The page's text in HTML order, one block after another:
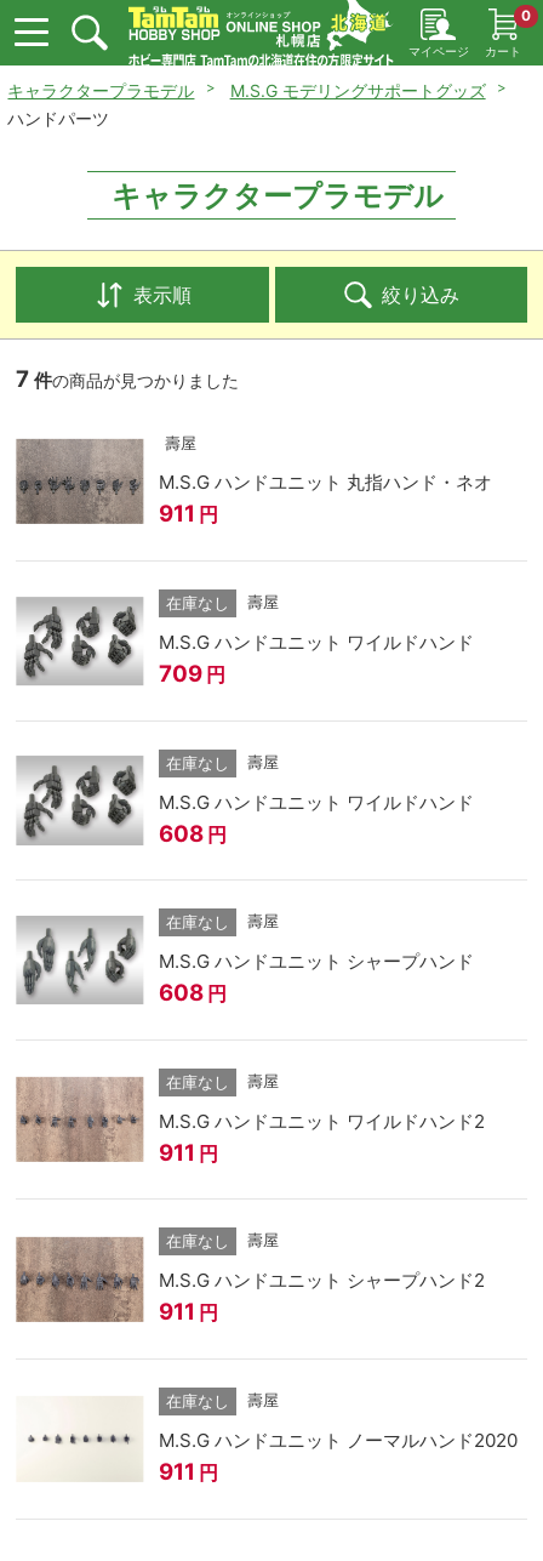
マイページ カート
0
キャラクタープラモデル
M.S.G モデリングサポートグッズ
ハンドパーツ
キャラクタープラモデル
表示順 絞り込み
7 件の商品が見つかりました
壽屋
M.S.G ハンドユニット 丸指ハンド・ネオ
911 円
在庫なし 壽屋
M.S.G ハンドユニット ワイルドハンド
709 円
在庫なし 壽屋
M.S.G ハンドユニット ワイルドハンド
608 円
在庫なし 壽屋
M.S.G ハンドユニット シャープハンド
608 円
在庫なし 壽屋
M.S.G ハンドユニット ワイルドハンド2
911 円
在庫なし 壽屋
M.S.G ハンドユニット シャープハンド2
911 円
在庫なし 壽屋
M.S.G ハンドユニット ノーマルハンド2020
911 円